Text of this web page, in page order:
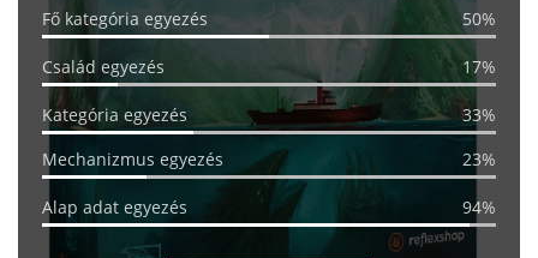
Fő kategória egyezés 50%
Család egyezés 17%
Kategória egyezés
33%
Mechanizmus egyezés
23%
Alap adat egyezés 94%